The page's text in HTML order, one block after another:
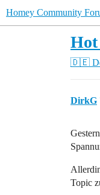
Homey Community
Hot
🇩🇪
DirkG
Topic